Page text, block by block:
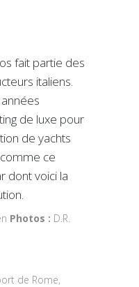
fait partie des
italiens.
de luxe pour
de yachts
ce
dont voici la
Photos : D.R.
de Rome,